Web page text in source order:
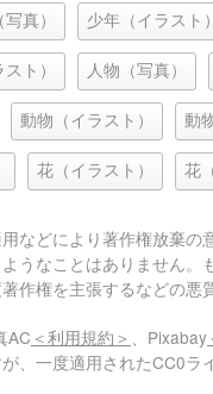
真） 少年（イラスト）
ト） 人物（写真）
動物（イラスト） 動
花（イラスト） 花
などにより著作権放棄の
うなことはありません
作権を主張するなどの悪
AC ＜利用規約＞ 、Pixabay
、一度適用されたCC0ラ